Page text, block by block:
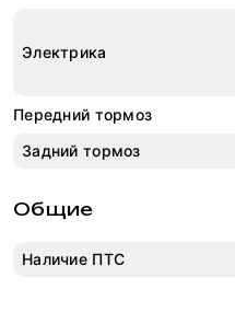
Электрика
Передний тормоз
Задний тормоз
Общие
Наличие ПТС